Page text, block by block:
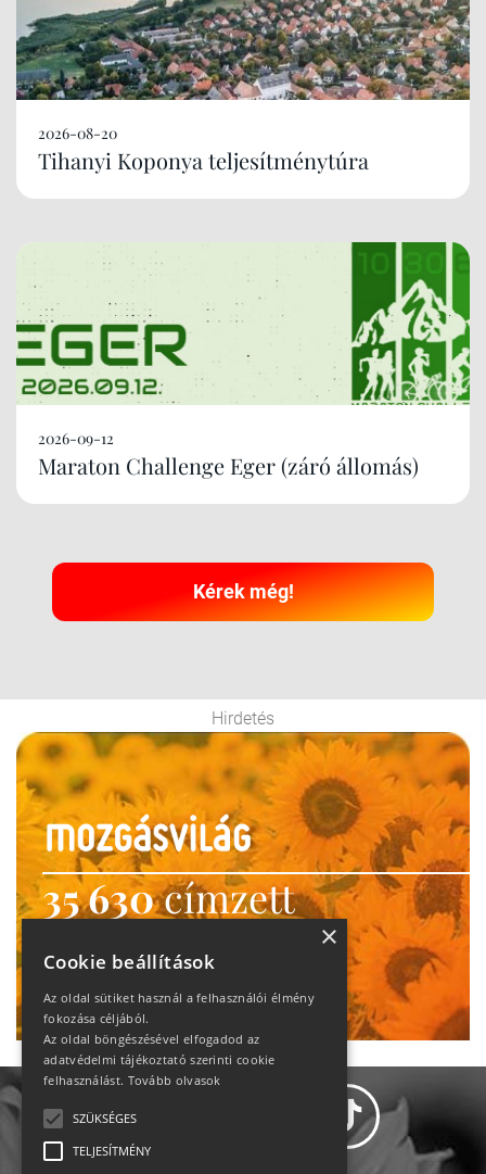
2026-08-20
Tihanyi Koponya teljesítménytúra
2026-09-12
Maraton Challenge Eger (záró állomás)
Kérek még!
Hirdetés
35 630címzett
heti motiváció
Ne maradj le!
×
Cookie beállítások
Az oldal sütiket használ a felhasználói élmény
fokozása céljából.
Az oldal böngészésével elfogadod az
adatvédelmi tájékoztató szerinti cookie
felhasználást. Tovább olvasok
SZÜKSÉGES
TELJESÍTMÉNY